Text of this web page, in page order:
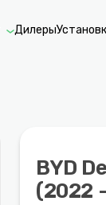
Дилеры
BYD
(2022